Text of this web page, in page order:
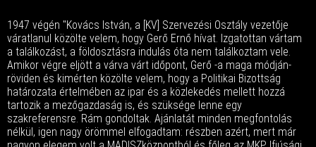
1947 végén "Kovács István, a [KV] Szervezési Osztály vezetője
váratlanul közölte velem, hogy Gerő Ernő hívat. Izgatottan vártam
a találkozást, a földosztásra indulás óta nem találkoztam vele.
Amikor végre eljött a várva várt időpont, Gerő -a maga módján-
röviden és kimérten közölte velem, hogy a Politikai Bizottság
határozata értelmében az ipar és a közlekedés mellett hozzá
tartozik a mezőgazdaság is, és szüksége lenne egy
szakreferensre. Rám gondoltak. Ajánlatát minden megfontolás
nélkül, igen nagy örömmel elfogadtam: részben azért, mert már